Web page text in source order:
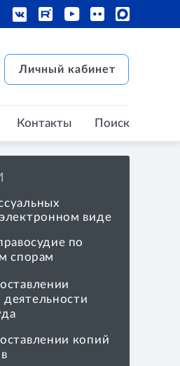
Личный кабинет
Контакты Поиск
виде
по
спорам
копий